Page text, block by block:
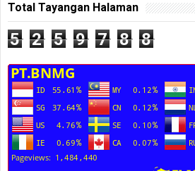
Total Tayangan Halaman
5 2 5 9 7 8 8